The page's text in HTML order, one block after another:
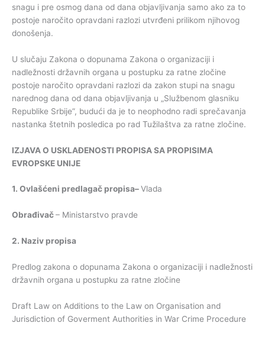
snagu i pre osmog dana od dana objavljivanja samo ako za to
postoje naročito opravdani razlozi utvrđeni prilikom njihovog
donošenja.
U slučaju Zakona o dopunama Zakona o organizaciji i
nadležnosti državnih organa u postupku za ratne zločine
postoje naročito opravdani razlozi da zakon stupi na snagu
narednog dana od dana objavljivanja u „Službenom glasniku
Republike Srbije”, budući da je to neophodno radi sprečavanja
nastanka štetnih posledica po rad Tužilaštva za ratne zločine.
IZJAVAO USKLAĐENOSTI PROPISASA PROPISIMA
EVROPSKE UNIJE
1. Ovlašćeni predlagač propisa–Vlada
Obrađivač– Ministarstvo pravde
2. Naziv propisa
Predlog zakona o dopunama Zakona o organizaciji i nadležnosti
državnih organa u postupku za ratne zločine
Draft Law on Additions to the Law on Organisation and
Jurisdiction of Goverment Authorities in War Crime Procedure